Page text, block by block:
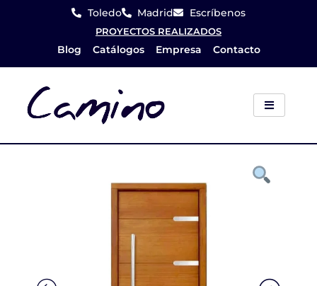
Toledo Madrid Escríbenos
PROYECTOS REALIZADOS
Blog Catálogos Empresa Contacto